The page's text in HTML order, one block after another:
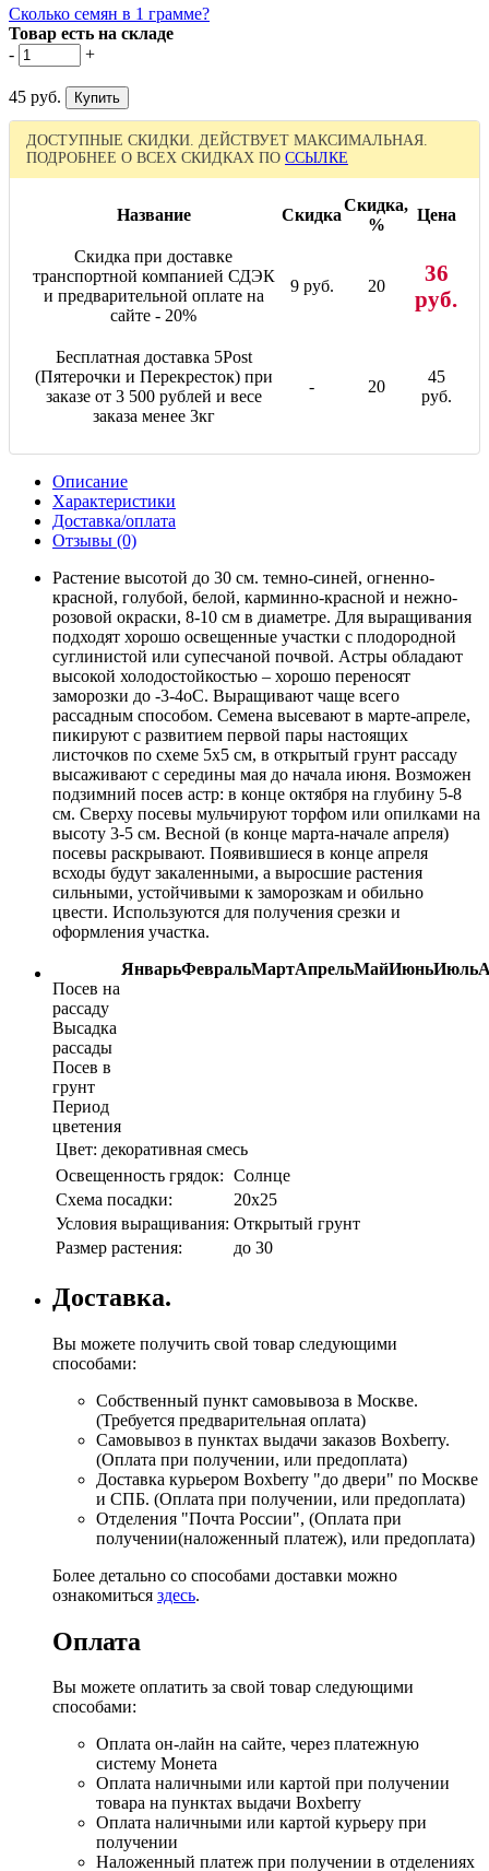
Сколько семян в 1 грамме?
Товар есть на складе
-
+
45 руб.
ДОСТУПНЫЕ СКИДКИ. ДЕЙСТВУЕТ МАКСИМАЛЬНАЯ.
ПОДРОБНЕЕ О ВСЕХ СКИДКАХ ПО ССЫЛКЕ
Название Скидка
Скидка,
%
Цена
Скидка при доставке
транспортной компанией СДЭК
и предварительной оплате на
сайте - 20%
9 руб. 20
36
руб.
Бесплатная доставка 5Post
(Пятерочки и Перекресток) при
заказе от 3 500 рублей и весе
заказа менее 3кг
- 20
45
руб.
Описание
Характеристики
Доставка/оплата
Отзывы (0)
Растение высотой до 30 см. темно-синей, огненно-
красной, голубой, белой, карминно-красной и нежно-
розовой окраски, 8-10 см в диаметре. Для выращивания
подходят хорошо освещенные участки с плодородной
суглинистой или супесчаной почвой. Астры обладают
высокой холодостойкостью – хорошо переносят
заморозки до -3-4оС. Выращивают чаще всего
рассадным способом. Семена высевают в марте-апреле,
пикируют с развитием первой пары настоящих
листочков по схеме 5х5 см, в открытый грунт рассаду
высаживают с середины мая до начала июня. Возможен
подзимний посев астр: в конце октября на глубину 5-8
см. Сверху посевы мульчируют торфом или опилками на
высоту 3-5 см. Весной (в конце марта-начале апреля)
посевы раскрывают. Появившиеся в конце апреля
всходы будут закаленными, а выросшие растения
сильными, устойчивыми к заморозкам и обильно
цвести. Используются для получения срезки и
оформления участка.
ЯнварьФевральМартАпрельМайИюньИюль
Посев на
рассаду
Высадка
рассады
Посев в
грунт
Период
цветения
Цвет: декоративная смесь
Освещенность грядок: Солнце
Схема посадки:
20х25
Условия выращивания: Открытый грунт
Размер растения:
до 30
Доставка.
Вы можете получить свой товар следующими
способами:
Собственный пункт самовывоза в Москве.
(Требуется предварительная оплата)
Самовывоз в пунктах выдачи заказов Boxberry.
(Оплата при получении, или предоплата)
Доставка курьером Boxberry "до двери" по Москве
и СПБ. (Оплата при получении, или предоплата)
Отделения "Почта России", (Оплата при
получении(наложенный платеж), или предоплата)
Более детально со способами доставки можно
ознакомиться здесь.
Оплата
Вы можете оплатить за свой товар следующими
способами:
Оплата он-лайн на сайте, через платежную
систему Монета
Оплата наличными или картой при получении
товара на пунктах выдачи Boxberry
Оплата наличными или картой курьеру при
получении
Наложенный платеж при получении в отделениях